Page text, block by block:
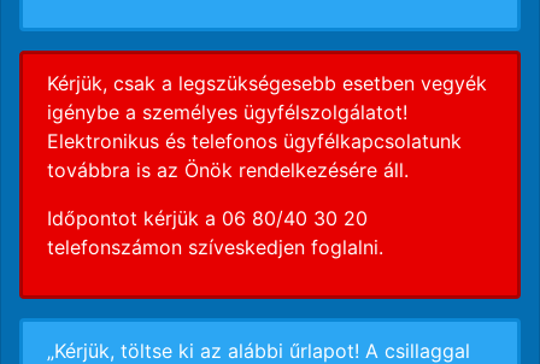
Kérjük, csak a legszükségesebb esetben vegyék
igénybe a személyes ügyfélszolgálatot!
Elektronikus és telefonos ügyfélkapcsolatunk
továbbra is az Önök rendelkezésére áll.
Időpontot kérjük a 06 80/40 30 20
telefonszámon szíveskedjen foglalni.
„Kérjük, töltse ki az alábbi űrlapot! A csillaggal